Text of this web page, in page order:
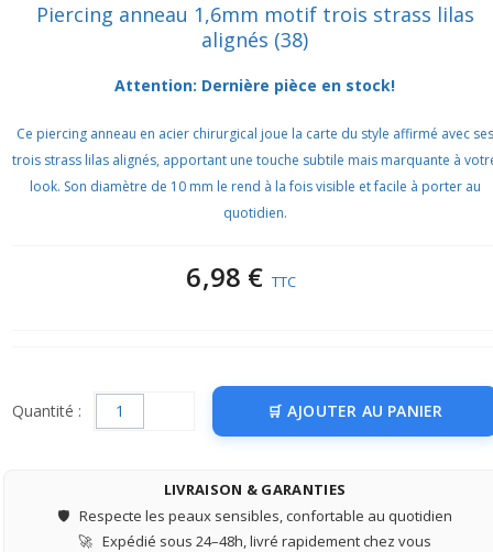
Piercing anneau 1,6mm motif trois strass lilas
alignés (38)
Attention: Dernière pièce en stock!
Ce piercing anneau en acier chirurgical joue la carte du style affirmé avec ses
trois strass lilas alignés, apportant une touche subtile mais marquante à
look. Son diamètre de 10 mm le rend à la fois visible et facile à porter au
quotidien.
6,98 € TTC
Quantité : AJOUTER AU PANIER
LIVRAISON & GARANTIES
🛡️ Respecte les peaux sensibles, confortable au quotidien
🚀 Expédié sous 24–48h, livré rapidement chez vous